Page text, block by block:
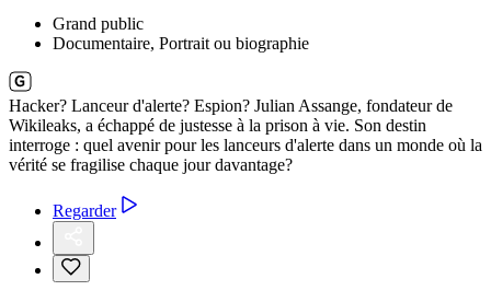
Grand public
Documentaire, Portrait ou biographie
Hacker? Lanceur d'alerte? Espion? Julian Assange, fondateur de
Wikileaks, a échappé de justesse à la prison à vie. Son destin
interroge : quel avenir pour les lanceurs d'alerte dans un monde où la
vérité se fragilise chaque jour davantage?
Regarder